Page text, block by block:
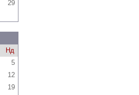
29
Нд
5
12
19